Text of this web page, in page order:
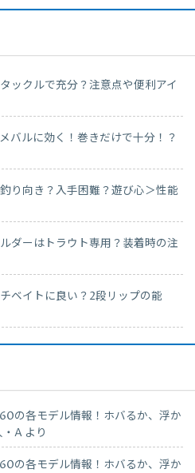
ックルで充分？注意点や便利アイ
バルに効く！巻きだけで十分！？
り向き？入手困難？遊び心＞性能
ダーはトラウト専用？装着時の注
ベイトに良い？2段リップの能
の各モデル情報！ホバるか、浮か
・A より
の各モデル情報！ホバるか、浮か